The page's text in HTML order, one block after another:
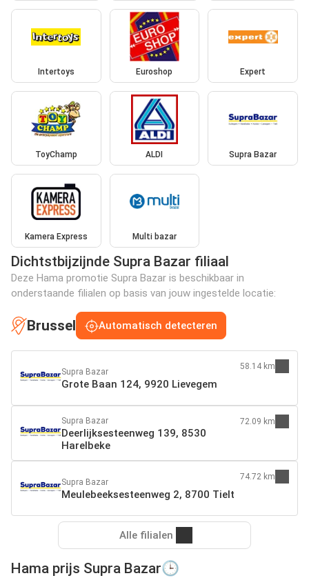
Intertoys Euroshop Expert
ToyChamp ALDI Supra Bazar
Kamera Express Multi bazar
Dichtstbijzijnde Supra Bazar filiaal
Deze Hama promotie Supra Bazar is beschikbaar in
onderstaande filialen op basis van jouw ingestelde locatie:
Brussel Automatisch detecteren
Supra Bazar
Grote Baan 124, 9920 Lievegem
58.14 km
Supra Bazar
Deerlijksesteenweg 139, 8530
Harelbeke
72.09 km
Supra Bazar
Meulebeeksesteenweg 2, 8700 Tielt
74.72 km
Alle filialen
Hama prijs Supra Bazar🕒